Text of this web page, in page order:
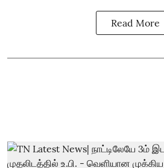
Read More